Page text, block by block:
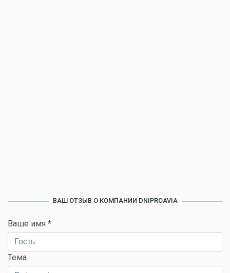
ВАШ ОТЗЫВ О КОМПАНИИ DNIPROAVIA
Ваше имя *
Тема